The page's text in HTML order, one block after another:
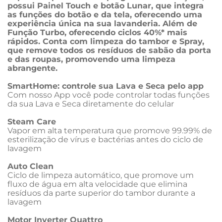
possui Painel Touch e botão Lunar, que integra
as funções do botão e da tela, oferecendo uma
experiência única na sua lavanderia. Além de
Função Turbo, oferecendo ciclos 40%* mais
rápidos. Conta com limpeza do tambor e Spray,
que remove todos os resíduos de sabão da porta
e das roupas, promovendo uma limpeza
abrangente.
SmartHome: controle sua Lava e Seca pelo app
Com nosso App você pode controlar todas funções
da sua Lava e Seca diretamente do celular
Steam Care
Vapor em alta temperatura que promove 99.99% de
esterilização de vírus e bactérias antes do ciclo de
lavagem
Auto Clean
Ciclo de limpeza automático, que promove um
fluxo de água em alta velocidade que elimina
resíduos da parte superior do tambor durante a
lavagem
Motor Inverter Quattro